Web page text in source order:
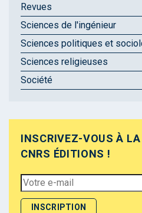
Revues
Sciences de l'ingénieur
Sciences politiques et
Sciences religieuses
Société
INSCRIVEZ-VOUS À
CNRS ÉDITIONS !